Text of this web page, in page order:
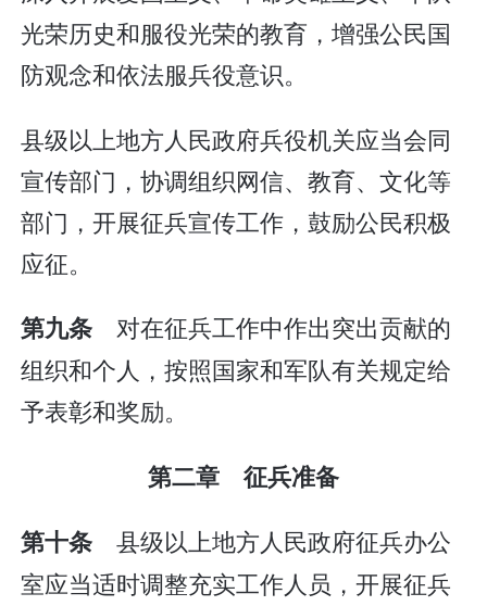
光荣历史和服役光荣的教育，增强公民国
防观念和依法服兵役意识。
县级以上地方人民政府兵役机关应当会同
宣传部门，协调组织网信、教育、文化等
部门，开展征兵宣传工作，鼓励公民积极
应征。
第九条 对在征兵工作中作出突出贡献的
组织和个人，按照国家和军队有关规定给
予表彰和奖励。
第二章 征兵准备
第十条 县级以上地方人民政府征兵办公
室应当适时调整充实工作人员，开展征兵